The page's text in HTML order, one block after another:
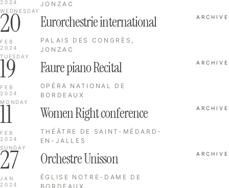
2024
WEDNESDAY
JONZAC
20
FEB
2024
TUESDAY
Eurorchestrie international
PALAIS DES CONGRÈS,
JONZAC
ARCHIVE
19
FEB
2024
MONDAY
Faure piano Recital
OPÉRA NATIONAL DE
BORDEAUX
ARCHIVE
11
FEB
2024
SUNDAY
Women Right conference
THÉÂTRE DE SAINT-MÉDARD-
EN-JALLES
ARCHIVE
27
JAN
2024
Orchestre Unisson
ÉGLISE NOTRE-DAME DE
BORDEAUX
ARCHIVE